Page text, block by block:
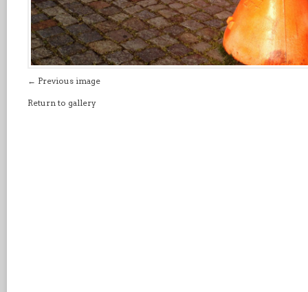
← Previous image
Return to gallery